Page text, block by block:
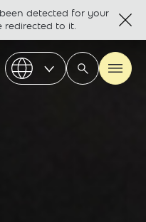
detected for your
to it.